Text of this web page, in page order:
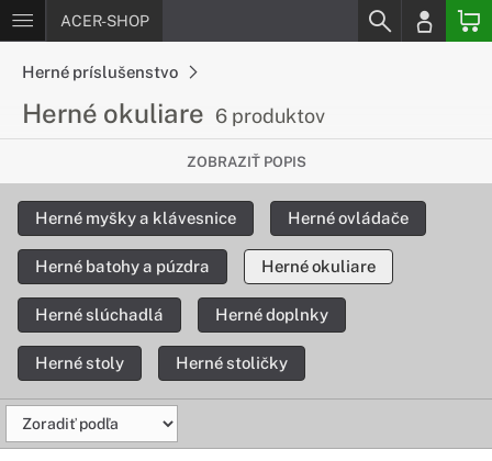
ACER-SHOP
Herné príslušenstvo
Herné okuliare 6 produktov
Chráň svoj zrak a zlepši kvalitu obrazu
Herné okuliare Visione pomáhajú stlmiť potencionálne
škodlivé modré a biele svetlo, zvýšiť čistotu obrazu a ostrosť
ZOBRAZIŤ POPIS
Herné myšky a klávesnice Herné ovládače
Herné batohy a púzdra Herné okuliare
Herné slúchadlá Herné doplnky
Herné stoly Herné stoličky